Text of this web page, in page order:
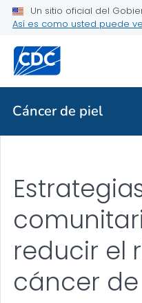
Un sitio oficial del
Así es como usted puede
Cáncer de piel
Estrategias comunitarias
Temas relacionados
Cáncer De Piel
reducir el
cáncer